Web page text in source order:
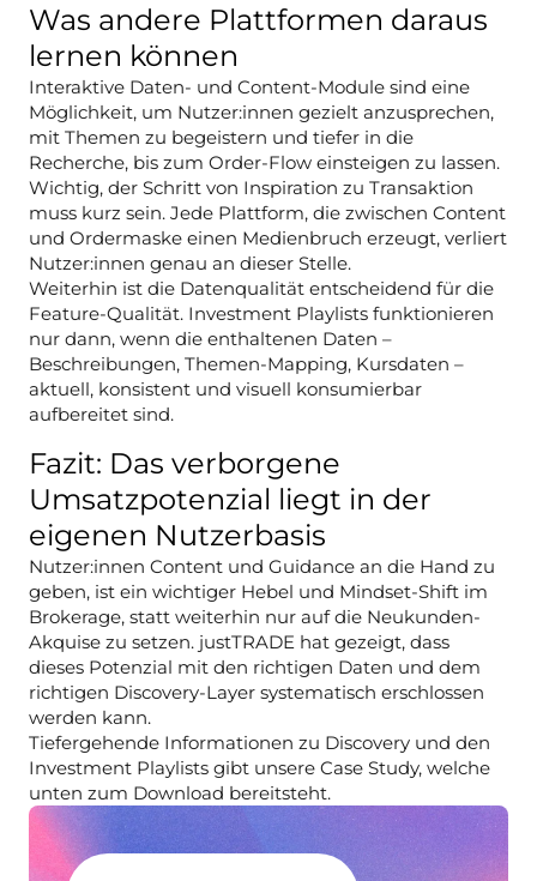
Was andere Plattformen daraus
lernen können
Interaktive Daten- und Content-Module sind eine
Möglichkeit, um Nutzer:innen gezielt anzusprechen,
mit Themen zu begeistern und tiefer in die
Recherche, bis zum Order-Flow einsteigen zu lassen.
Wichtig, der Schritt von Inspiration zu Transaktion
muss kurz sein. Jede Plattform, die zwischen Content
und Ordermaske einen Medienbruch erzeugt, verliert
Nutzer:innen genau an dieser Stelle.
Weiterhin ist die Datenqualität entscheidend für die
Feature-Qualität. Investment Playlists funktionieren
nur dann, wenn die enthaltenen Daten –
Beschreibungen, Themen-Mapping, Kursdaten –
aktuell, konsistent und visuell konsumierbar
aufbereitet sind.
Fazit: Das verborgene
Umsatzpotenzial liegt in der
eigenen Nutzerbasis
Nutzer:innen Content und Guidance an die Hand zu
geben, ist ein wichtiger Hebel und Mindset-Shift im
Brokerage, statt weiterhin nur auf die Neukunden-
Akquise zu setzen. justTRADE hat gezeigt, dass
dieses Potenzial mit den richtigen Daten und dem
richtigen Discovery-Layer systematisch erschlossen
werden kann.
Tiefergehende Informationen zu Discovery und den
Investment Playlists gibt unsere Case Study, welche
unten zum Download bereitsteht.